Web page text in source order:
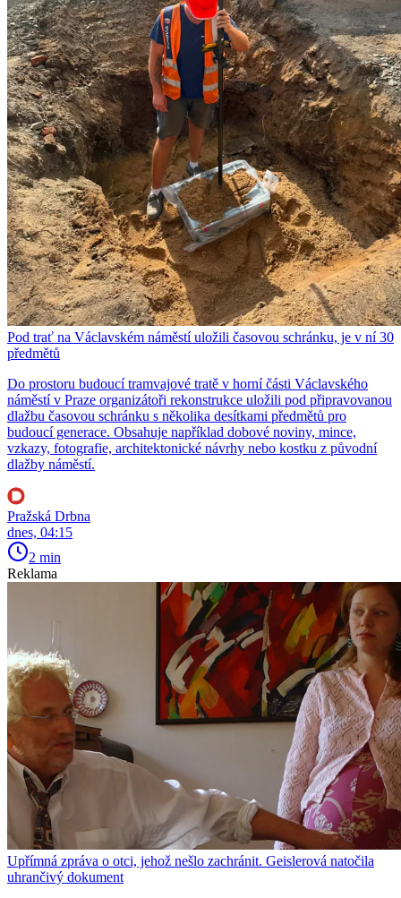
Pod trať na Václavském náměstí uložili časovou schránku, je v ní 30
předmětů
Do prostoru budoucí tramvajové tratě v horní části Václavského
náměstí v Praze organizátoři rekonstrukce uložili pod připravovanou
dlažbu časovou schránku s několika desítkami předmětů pro
budoucí generace. Obsahuje například dobové noviny, mince,
vzkazy, fotografie, architektonické návrhy nebo kostku z původní
dlažby náměstí.
Pražská Drbna
dnes, 04:15
2 min
Reklama
Upřímná zpráva o otci, jehož nešlo zachránit. Geislerová natočila
uhrančivý dokument